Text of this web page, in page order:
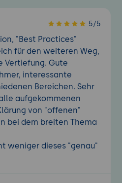
5/5
"Best Practices"
für den weiteren Weg,
Vertiefung. Gute
interessante
Bereichen. Sehr
aufgekommenen
von "offenen"
bei dem breiten Thema
weniger dieses "genau"